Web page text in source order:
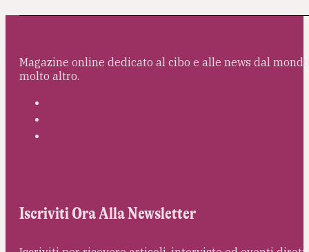
Magazine online dedicato al cibo e alle news dal
molto altro.
Iscriviti Ora Alla Newsletter